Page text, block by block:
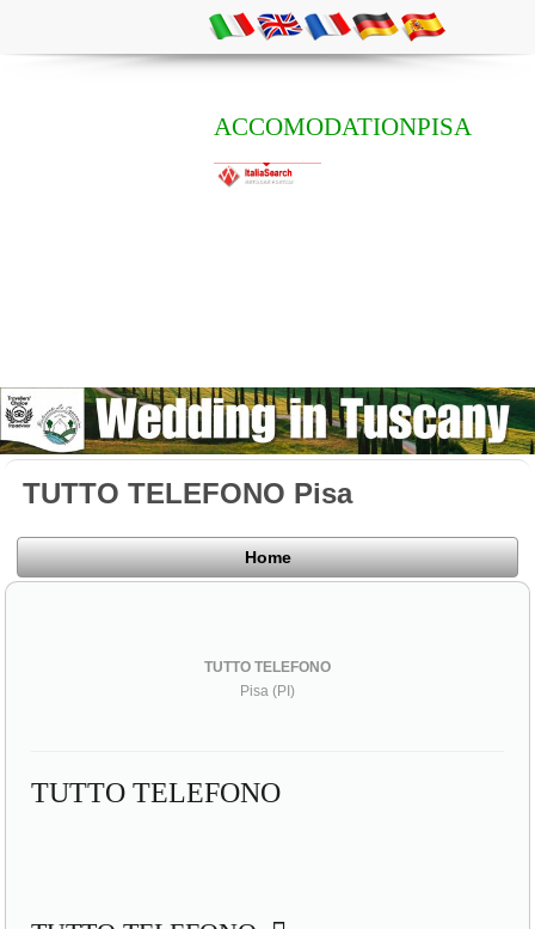
ACCOMODATIONPISA
TUTTO TELEFONO Pisa
Home
TUTTO TELEFONO
Pisa (PI)
TUTTO TELEFONO